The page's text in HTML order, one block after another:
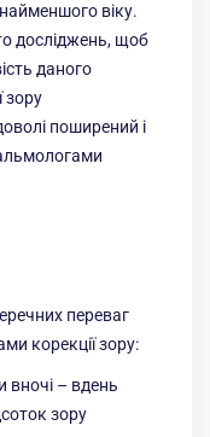
віку.
досліджень, щоб
даного
зору
поширений і
переваг
корекції зору:
вночі – вдень
зору